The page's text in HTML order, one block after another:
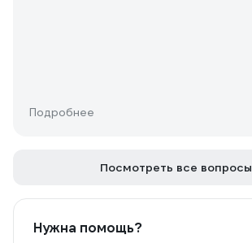
Подробнее
Посмотреть все вопросы
Нужна помощь?